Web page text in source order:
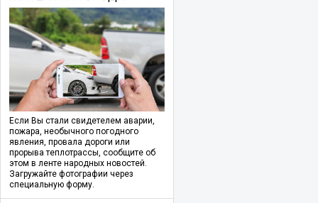
Если Вы стали свидетелем аварии,
пожара, необычного погодного
явления, провала дороги или
прорыва теплотрассы, сообщите об
этом в ленте народных новостей.
Загружайте фотографии через
специальную форму.